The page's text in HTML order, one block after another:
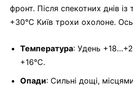
фронт. Після спекотних днів
+30°C Київ трохи охолоне.
Температура: Удень
+16°C.
Опади: Сильні дощі,